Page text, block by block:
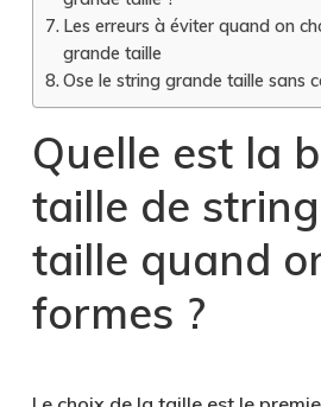
Les erreurs à éviter quand on
grande taille
Ose le string grande taille sans
Quelle est la
taille de
taille quand
formes ?